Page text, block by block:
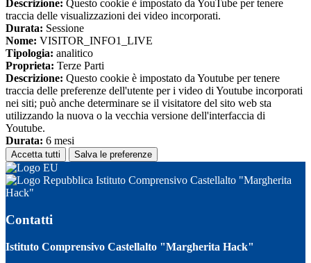
Descrizione: Questo cookie è impostato da YouTube per tenere
traccia delle visualizzazioni dei video incorporati.
Durata: Sessione
Nome: VISITOR_INFO1_LIVE
Tipologia: analitico
Proprieta: Terze Parti
Descrizione: Questo cookie è impostato da Youtube per tenere
traccia delle preferenze dell'utente per i video di Youtube incorporati
nei siti; può anche determinare se il visitatore del sito web sta
utilizzando la nuova o la vecchia versione dell'interfaccia di
Youtube.
Durata: 6 mesi
Accetta tutti Salva le preferenze
Istituto Comprensivo Castellalto "Margherita
Hack"
Contatti
Istituto Comprensivo Castellalto "Margherita Hack"